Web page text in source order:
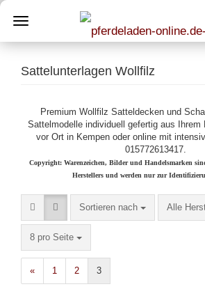
Sattelunterlagen Wollfilz
Premium Wollfilz Satteldecken und
Sattelmodelle individuell gefertig aus Ihrem
vor Ort in Kempen oder online mit
015772613417.
Copyright: Warenzeichen, Bilder und Handelsmarken
Herstellers und werden nur zur
Sortieren nach
Sortieren nach Alle
pro Seite
8 pro Seite
pro Seite
« 1 2 3